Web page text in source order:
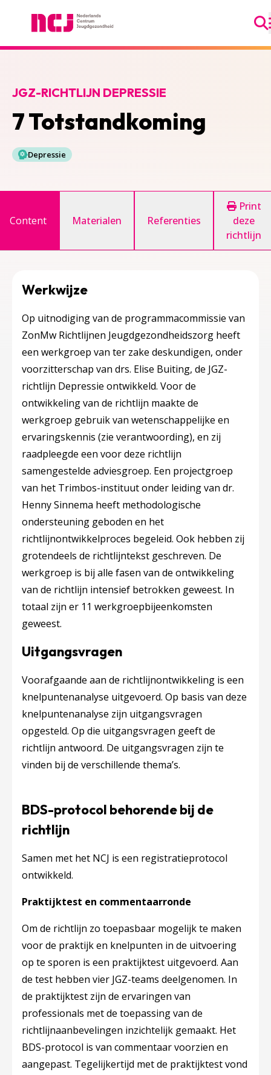
7 Totstandkoming
JGZ-RICHTLIJN DEPRESSIE
Depressie
Content Materialen Referenties
Print
deze
richtlijn
Werkwijze
Op uitnodiging van de programmacommissie van
ZonMw Richtlijnen Jeugdgezondheidszorg heeft
een werkgroep van ter zake deskundigen, onder
voorzitterschap van drs. Elise Buiting, de JGZ-
richtlijn Depressie ontwikkeld. Voor de
ontwikkeling van de richtlijn maakte de
werkgroep gebruik van wetenschappelijke en
ervaringskennis (zie verantwoording), en zij
raadpleegde een voor deze richtlijn
samengestelde adviesgroep. Een projectgroep
van het Trimbos-instituut onder leiding van dr.
Henny Sinnema heeft methodologische
ondersteuning geboden en het
richtlijnontwikkelproces begeleid. Ook hebben zij
grotendeels de richtlijntekst geschreven. De
werkgroep is bij alle fasen van de ontwikkeling
van de richtlijn intensief betrokken geweest. In
totaal zijn er 11 werkgroepbijeenkomsten
geweest.
Uitgangsvragen
Voorafgaande aan de richtlijnontwikkeling is een
knelpuntenanalyse uitgevoerd. Op basis van deze
knelpuntenanalyse zijn uitgangsvragen
opgesteld. Op die uitgangsvragen geeft de
richtlijn antwoord. De uitgangsvragen zijn te
vinden bij de verschillende thema’s.
BDS-protocol behorende bij de
richtlijn
Samen met het NCJ is een registratieprotocol
ontwikkeld.
Praktijktest en commentaarronde
Om de richtlijn zo toepasbaar mogelijk te maken
voor de praktijk en knelpunten in de uitvoering
op te sporen is een praktijktest uitgevoerd. Aan
de test hebben vier JGZ-teams deelgenomen. In
de praktijktest zijn de ervaringen van
professionals met de toepassing van de
richtlijnaanbevelingen inzichtelijk gemaakt. Het
BDS-protocol is van commentaar voorzien en
aangepast. Tegelijkertijd met de praktijktest vond